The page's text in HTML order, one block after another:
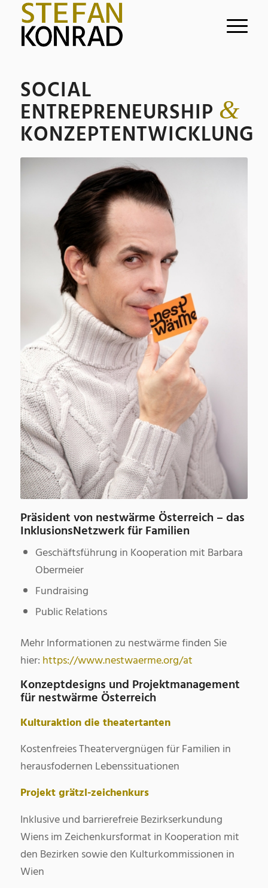
SOCIAL
ENTREPRENEURSHIP &
KONZEPTENTWICKLUNG
Präsident von nestwärme Österreich – das
InklusionsNetzwerk für Familien
Geschäftsführung in Kooperation mit Barbara
Obermeier
Fundraising
Public Relations
Mehr Informationen zu nestwärme finden Sie
hier: https://www.nestwaerme.org/at
Konzeptdesigns und Projektmanagement
für nestwärme Österreich
Kulturaktion die theatertanten
Kostenfreies Theatervergnügen für Familien in
herausfodernen Lebenssituationen
Projekt grätzl-zeichenkurs
Inklusive und barrierefreie Bezirkserkundung
Wiens im Zeichenkursformat in Kooperation mit
den Bezirken sowie den Kulturkommissionen in
Wien